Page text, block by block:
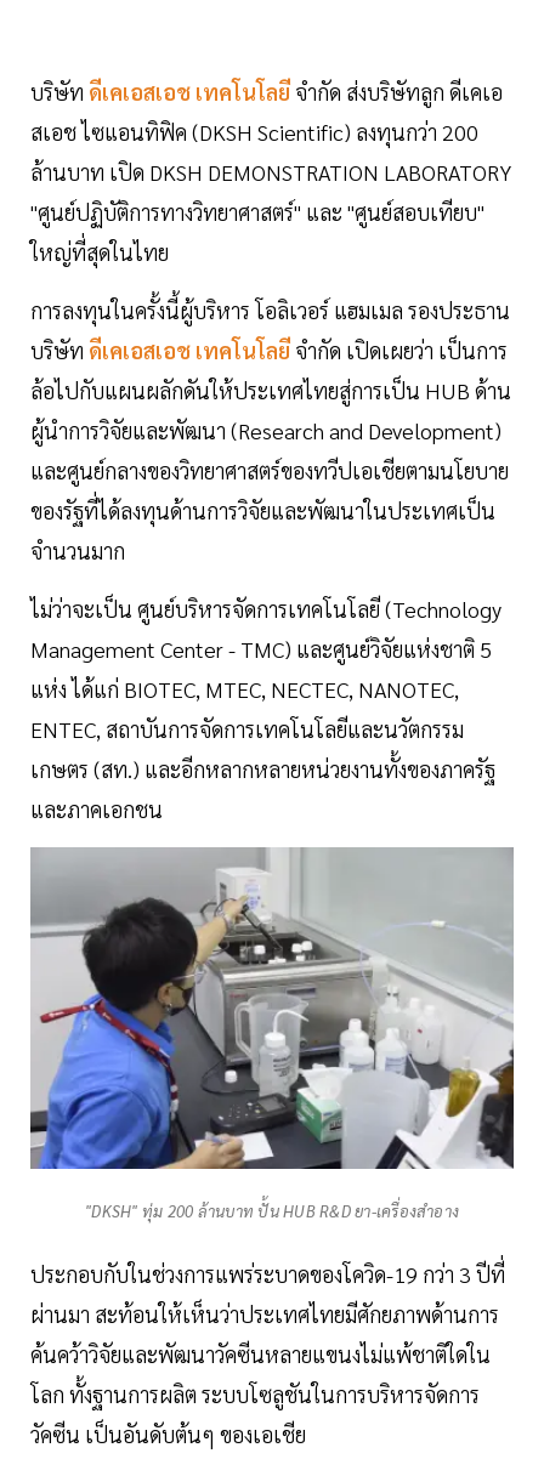
บริษัท ดีเคเอสเอช เทคโนโลยี จำกัด ส่งบริษัทลูก ดีเคเอ
สเอช ไซแอนทิฟิค (DKSH Scientific) ลงทุนกว่า 200
ล้านบาท เปิด DKSH DEMONSTRATION LABORATORY
"ศูนย์ปฏิบัติการทางวิทยาศาสตร์" และ "ศูนย์สอบเทียบ"
ใหญ่ที่สุดในไทย
การลงทุนในครั้งนี้ผู้บริหาร โอลิเวอร์ แฮมเมล รองประธาน
บริษัท ดีเคเอสเอช เทคโนโลยี จำกัด เปิดเผยว่า เป็นการ
ล้อไปกับแผนผลักดันให้ประเทศไทยสู่การเป็น HUB ด้าน
ผู้นำการวิจัยและพัฒนา (Research and Development)
และศูนย์กลางของวิทยาศาสตร์ของทวีปเอเชียตามนโยบาย
ของรัฐที่ได้ลงทุนด้านการวิจัยและพัฒนาในประเทศเป็น
จำนวนมาก
ไม่ว่าจะเป็น ศูนย์บริหารจัดการเทคโนโลยี (Technology
Management Center - TMC) และศูนย์วิจัยแห่งชาติ 5
แห่ง ได้แก่ BIOTEC, MTEC, NECTEC, NANOTEC,
ENTEC, สถาบันการจัดการเทคโนโลยีและนวัตกรรม
เกษตร (สท.) และอีกหลากหลายหน่วยงานทั้งของภาครัฐ
และภาคเอกชน
"DKSH" ทุ่ม 200 ล้านบาท ปั้น HUB R&D ยา-เครื่องสำอาง
ประกอบกับในช่วงการแพร่ระบาดของโควิด-19 กว่า 3 ปีที่
ผ่านมา สะท้อนให้เห็นว่าประเทศไทยมีศักยภาพด้านการ
ค้นคว้าวิจัยและพัฒนาวัคซีนหลายแขนงไม่แพ้ชาติใดใน
โลก ทั้งฐานการผลิต ระบบโซลูชันในการบริหารจัดการ
วัคซีน เป็นอันดับต้นๆ ของเอเชีย